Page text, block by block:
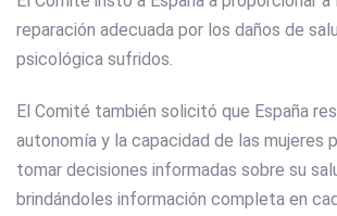
reparación adecuada por los daños de
psicológica sufridos.
El Comité también solicitó que España
autonomía y la capacidad de las mujeres
tomar decisiones informadas sobre su
brindándoles información completa en